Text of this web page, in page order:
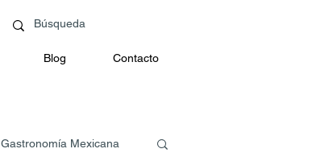
Blog Contacto
Gastronomía Mexicana